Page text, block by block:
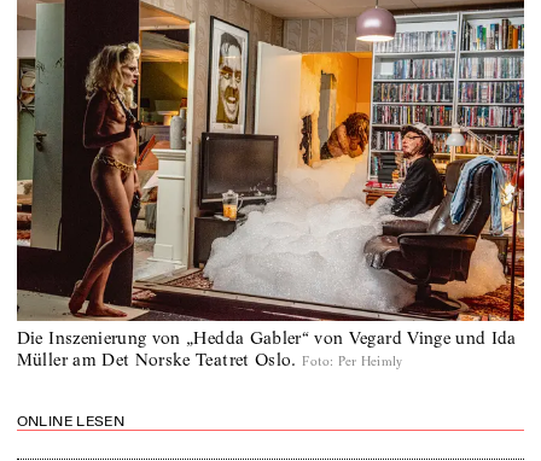
Die Inszenierung von „Hedda Gabler“ von Vegard Vinge und Ida
Müller am Det Norske Teatret Oslo. Foto: Per Heimly
ONLINE LESEN